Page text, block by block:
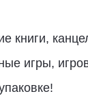
книги,
игры,